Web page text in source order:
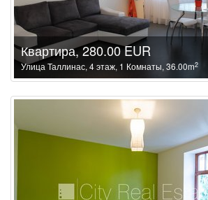
Квартира, 280.00 EUR
Улица Таллинас, 4 этаж, 1 Комнаты, 36.00m2